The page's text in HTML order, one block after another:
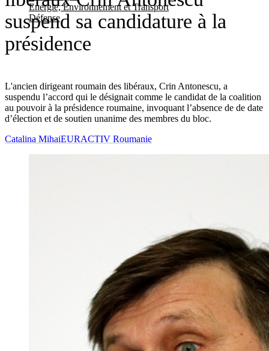
Energie, Environnement et Transport
Défense
suspend sa candidature à la
présidence
L'ancien dirigeant roumain des libéraux, Crin Antonescu, a
suspendu l’accord qui le désignait comme le candidat de la coalition
au pouvoir à la présidence roumaine, invoquant l’absence de de date
d’élection et de soutien unanime des membres du bloc.
Catalina MihaiEURACTIV Roumanie